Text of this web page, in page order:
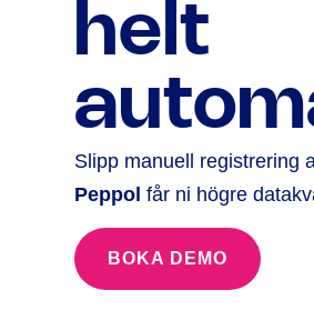
helt
Slipp manuell registrering
Peppol får ni högre
BOKA DEMO